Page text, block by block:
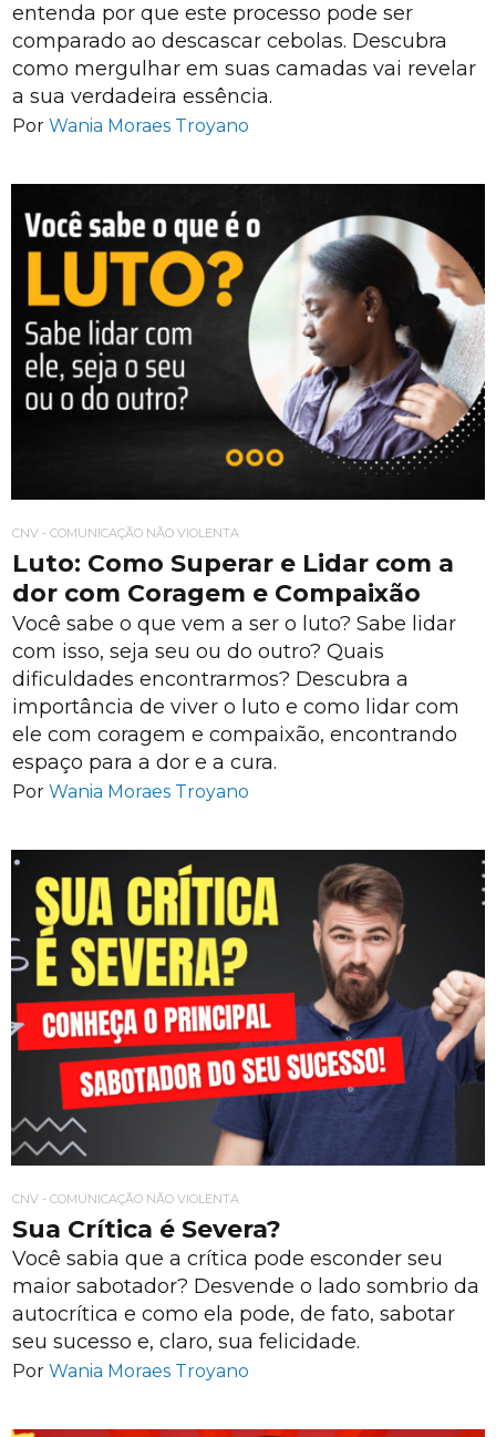
entenda por que este processo pode ser
comparado ao descascar cebolas. Descubra
como mergulhar em suas camadas vai revelar
a sua verdadeira essência.
Por Wania Moraes Troyano
CNV - COMUNICAÇÃO NÃO VIOLENTA
Luto: Como Superar e Lidar com a
dor com Coragem e Compaixão
Você sabe o que vem a ser o luto? Sabe lidar
com isso, seja seu ou do outro? Quais
dificuldades encontrarmos? Descubra a
importância de viver o luto e como lidar com
ele com coragem e compaixão, encontrando
espaço para a dor e a cura.
Por Wania Moraes Troyano
CNV - COMUNICAÇÃO NÃO VIOLENTA
Sua Crítica é Severa?
Você sabia que a crítica pode esconder seu
maior sabotador? Desvende o lado sombrio da
autocrítica e como ela pode, de fato, sabotar
seu sucesso e, claro, sua felicidade.
Por Wania Moraes Troyano